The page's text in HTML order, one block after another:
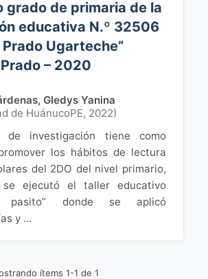
grado de primaria de la
educativa N.º 32506
Prado Ugarteche”
– 2020
Gledys Yanina
de HuánucoPE, 2022)
de investigación tiene como
los hábitos de lectura
del 2DO del nivel primario,
ejecutó el taller educativo
pasito” donde se aplicó
y ...
ítems 1-1 de 1